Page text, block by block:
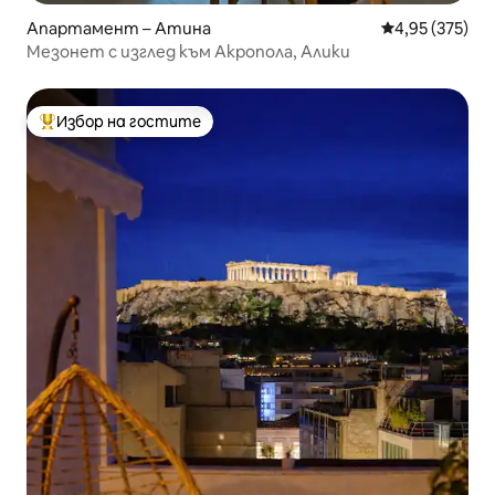
Апартамент – Атина Средна
4,95 (375)
Мезонет с изглед към Акропола, Алики
Най-популярен избор на гостите
Избор на гостите